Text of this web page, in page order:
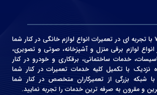
آی پی امداد از دهه 70 با تجربه ای در تعمیرات انواع لوازم خانگی در کنار شما
انواع لوازم برقی منزل و آشپزخانه، صوتی و‌ تصویری،
خدمات ساختمانی، برقکاری و خودرو در کنار
با تکمیل کلیه خدمات تعمیرات در کنار شما
شبکه بزرگی از تعمیرکاران متخصص در کنار شما
و مقرون به صرفه ترین خدمات را تجربه نمایید.